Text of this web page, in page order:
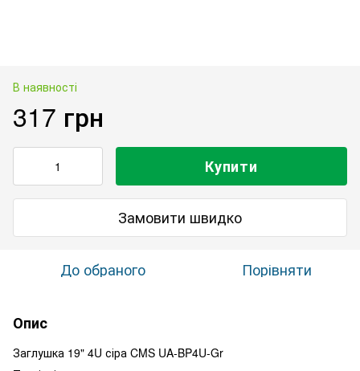
В наявності
317 грн
Купити
Замовити швидко
До обраного Порівняти
Опис
Заглушка 19" 4U сіра CMS UA-BP4U-Gr